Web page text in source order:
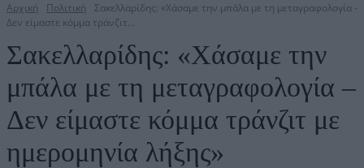
Αρχική Πολιτική
Σακελλαρίδης: «Χάσαμε την μπάλα με τη μεταγραφολογία -
Δεν είμαστε κόμμα τράνζιτ...
Σακελλαρίδης: «Χάσαμε την
μπάλα με τη μεταγραφολογία –
Δεν είμαστε κόμμα τράνζιτ με
ημερομηνία λήξης»